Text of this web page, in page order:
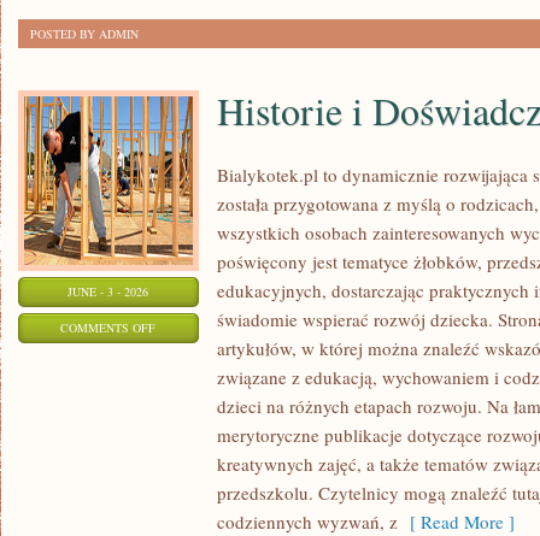
POSTED BY ADMIN
JUNE - 3 - 2026
COMMENTS OFFON
DOŚWIADCZENIA
Historie i
Bialykotek.pl to dynamicznie rozwijająca
została przygotowana z myślą o
wszystkich osobach zainteresowanych
poświęcony jest tematyce żłobków,
edukacyjnych, dostarczając
świadomie wspierać rozwój dziecka.
artykułów, w której można znaleźć
związane z edukacją, wychowaniem i
dzieci na różnych etapach rozwoju. Na
merytoryczne publikacje dotyczące
kreatywnych zajęć, a także tematów
przedszkolu. Czytelnicy mogą znaleźć
codziennych wyzwań, z [ Read More ]